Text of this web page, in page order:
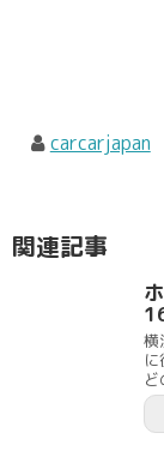
carcarjapan
関連記事
横